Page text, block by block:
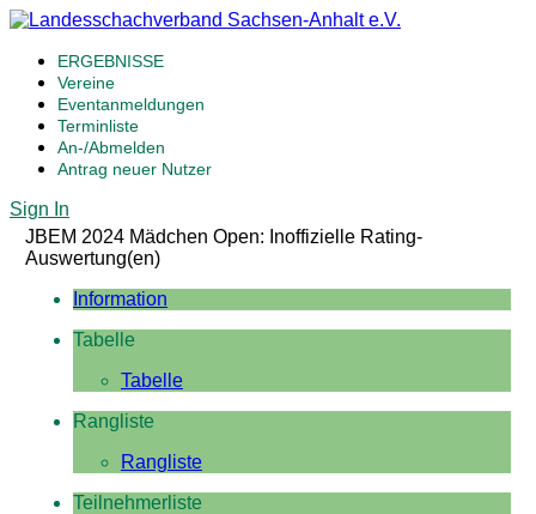
ERGEBNISSE
Vereine
Eventanmeldungen
Terminliste
An-/Abmelden
Antrag neuer Nutzer
Sign In
JBEM 2024 Mädchen Open: Inoffizielle Rating-
Auswertung(en)
Information
Tabelle
Tabelle
Rangliste
Rangliste
Teilnehmerliste